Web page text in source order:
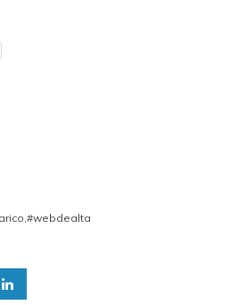
,#webdealta